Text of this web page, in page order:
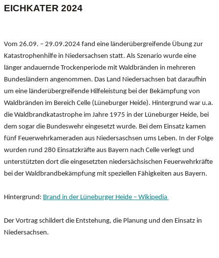
EICHKATER 2024
Vom 26.09. – 29.09.2024 fand eine länderübergreifende Übung zur
Katastrophenhilfe in Niedersachsen statt. Als Szenario wurde eine
länger andauernde Trockenperiode mit Waldbränden in mehreren
Bundesländern angenommen. Das Land Niedersachsen bat daraufhin
um eine länderübergreifende Hilfeleistung bei der Bekämpfung von
Waldbränden im Bereich Celle (Lüneburger Heide). Hintergrund war u.a.
die Waldbrandkatastrophe im Jahre 1975 in der Lüneburger Heide, bei
dem sogar die Bundeswehr eingesetzt wurde. Bei dem Einsatz kamen
fünf Feuerwehrkameraden aus Niedersaschsen ums Leben. In der Folge
wurden rund 280 Einsatzkräfte aus Bayern nach Celle verlegt und
unterstützten dort die eingesetzten niedersächsischen Feuerwehrkräfte
bei der Waldbrandbekämpfung mit speziellen Fähigkeiten aus Bayern.
Hintergrund: Brand in der Lüneburger Heide – Wikipedia
Der Vortrag schildert die Entstehung, die Planung und den Einsatz in
Niedersachsen.